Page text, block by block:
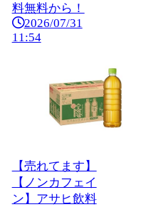
料無料から！
2026/07/31
11:54
【売れてます】
【ノンカフェイ
ン】アサヒ飲料